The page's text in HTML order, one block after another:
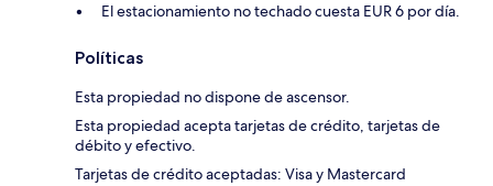
El estacionamiento no techado cuesta EUR 6 por día.
Políticas
Esta propiedad no dispone de ascensor.
Esta propiedad acepta tarjetas de crédito, tarjetas de
débito y efectivo.
Tarjetas de crédito aceptadas: Visa y Mastercard